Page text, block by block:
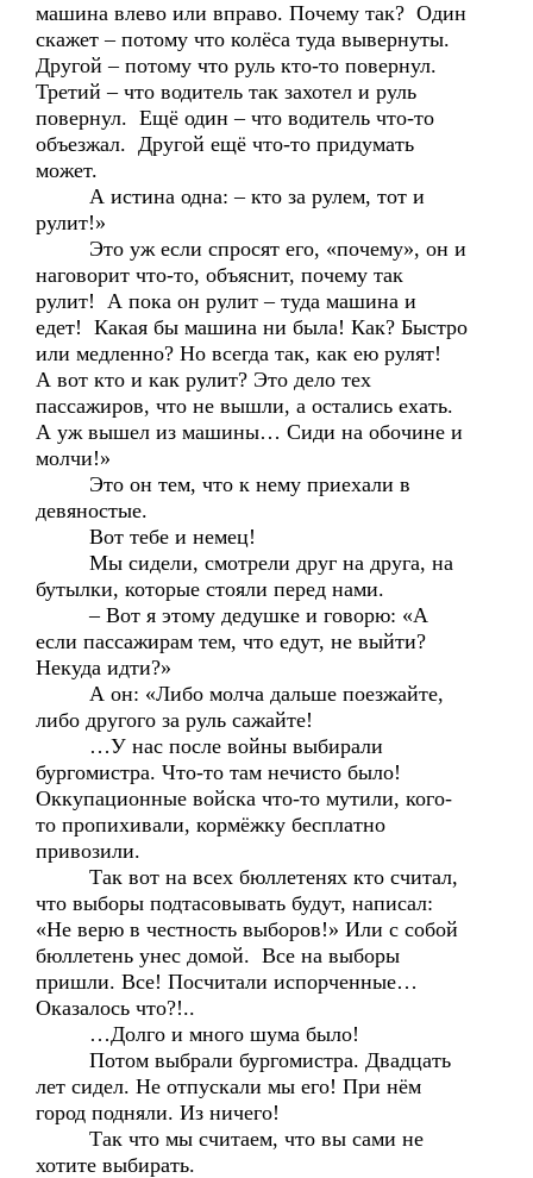
машина влево или вправо. Почему так? Один
скажет – потому что колёса туда вывернуты.
Другой – потому что руль кто-то повернул.
Третий – что водитель так захотел и руль
повернул. Ещё один – что водитель что-то
объезжал. Другой ещё что-то придумать
может.
А истина одна: – кто за рулем, тот и
рулит!»
Это уж если спросят его, «почему», он и
наговорит что-то, объяснит, почему так
рулит! А пока он рулит – туда машина и
едет! Какая бы машина ни была! Как? Быстро
или медленно? Но всегда так, как ею рулят!
А вот кто и как рулит? Это дело тех
пассажиров, что не вышли, а остались ехать.
А уж вышел из машины… Сиди на обочине и
молчи!»
Это он тем, что к нему приехали в
девяностые.
Вот тебе и немец!
Мы сидели, смотрели друг на друга, на
бутылки, которые стояли перед нами.
– Вот я этому дедушке и говорю: «А
если пассажирам тем, что едут, не выйти?
Некуда идти?»
А он: «Либо молча дальше поезжайте,
либо другого за руль сажайте!
…У нас после войны выбирали
бургомистра. Что-то там нечисто было!
Оккупационные войска что-то мутили, кого-
то пропихивали, кормёжку бесплатно
привозили.
Так вот на всех бюллетенях кто считал,
что выборы подтасовывать будут, написал:
«Не верю в честность выборов!» Или с собой
бюллетень унес домой. Все на выборы
пришли. Все! Посчитали испорченные…
Оказалось что?!..
…Долго и много шума было!
Потом выбрали бургомистра. Двадцать
лет сидел. Не отпускали мы его! При нём
город подняли. Из ничего!
Так что мы считаем, что вы сами не
хотите выбирать.